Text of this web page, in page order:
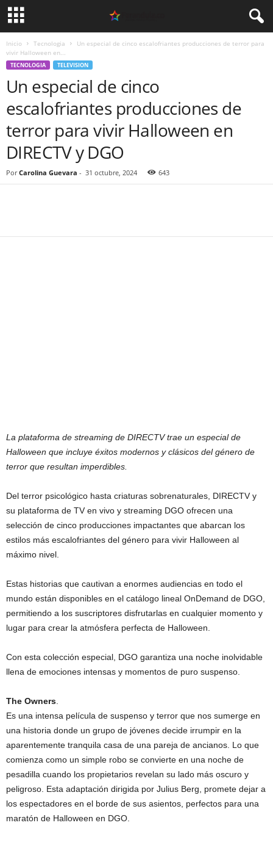
Inicio Tecnologia
Un especial de cinco escalofriantes producciones de terror para
vivir Halloween en...
TECNOLOGIA TELEVISION
Un especial de cinco
escalofriantes producciones de
terror para vivir Halloween en
DIRECTV y DGO
Por Carolina Guevara - 31 octubre, 2024 643
La plataforma de streaming de DIRECTV trae un especial de
Halloween que incluye éxitos modernos y clásicos del género de
terror que resultan imperdibles.
Del terror psicológico hasta criaturas sobrenaturales, DIRECTV y
su plataforma de TV en vivo y streaming DGO ofrecen una
selección de cinco producciones impactantes que abarcan los
estilos más escalofriantes del género para vivir Halloween al
máximo nivel.
Estas historias que cautivan a enormes audiencias en todo el
mundo están disponibles en el catálogo lineal OnDemand de DGO,
permitiendo a los suscriptores disfrutarlas en cualquier momento y
lugar para crear la atmósfera perfecta de Halloween.
Con esta colección especial, DGO garantiza una noche inolvidable
llena de emociones intensas y momentos de puro suspenso.
The Owners.
Es una intensa película de suspenso y terror que nos sumerge en
una historia donde un grupo de jóvenes decide irrumpir en la
aparentemente tranquila casa de una pareja de ancianos. Lo que
comienza como un simple robo se convierte en una noche de
pesadilla cuando los propietarios revelan su lado más oscuro y
peligroso. Esta adaptación dirigida por Julius Berg, promete dejar a
los espectadores en el borde de sus asientos, perfectos para una
maratón de Halloween en DGO.